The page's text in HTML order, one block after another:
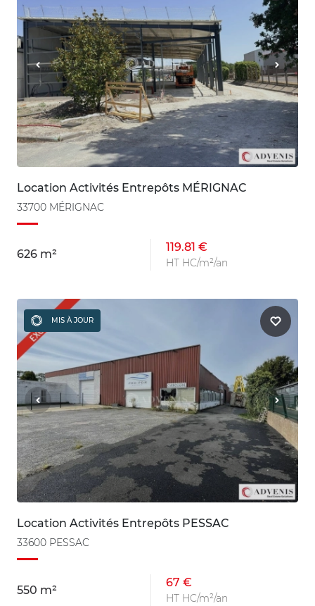
Location Activités Entrepôts MÉRIGNAC
33700 MÉRIGNAC
626 m²
119.81 €
HT HC/m²/an
MIS À JOUR
Location Activités Entrepôts PESSAC
33600 PESSAC
550 m²
67 €
HT HC/m²/an